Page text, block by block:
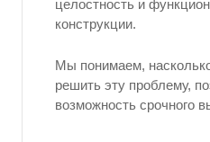
целостность и
конструкции.
Мы понимаем,
решить эту проблему,
возможность срочного